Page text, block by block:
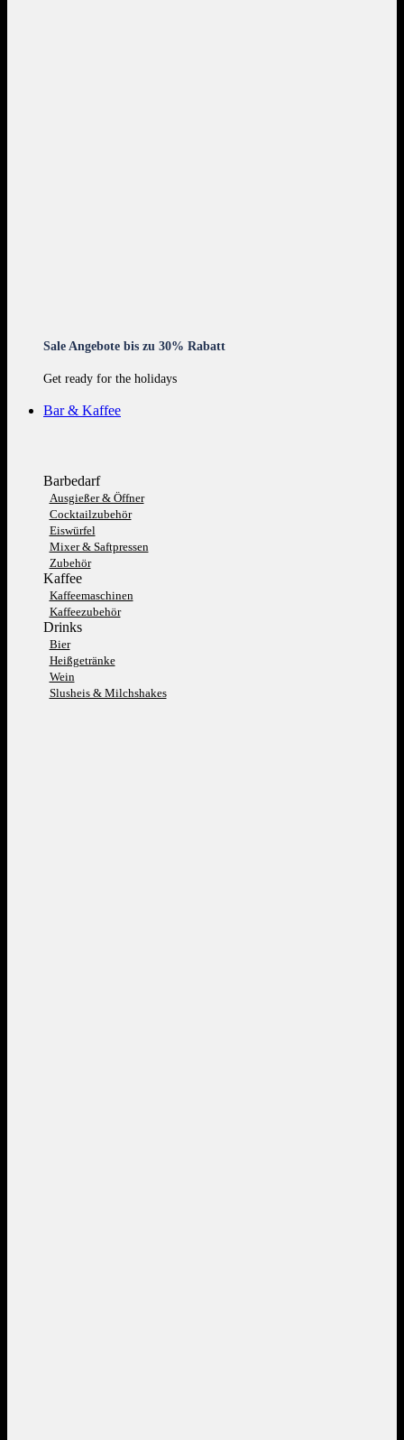
Sale Angebote bis zu 30% Rabatt
Get ready for the holidays
Bar & Kaffee
Barbedarf
Ausgießer & Öffner
Cocktailzubehör
Eiswürfel
Mixer & Saftpressen
Zubehör
Kaffee
Kaffeemaschinen
Kaffeezubehör
Drinks
Bier
Heißgetränke
Wein
Slusheis & Milchshakes